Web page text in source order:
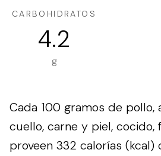
CARBOHIDRATOS
4.2
g
Cada 100 gramos de pollo,
cuello, carne y piel, cocido,
proveen 332 calorías (kcal)